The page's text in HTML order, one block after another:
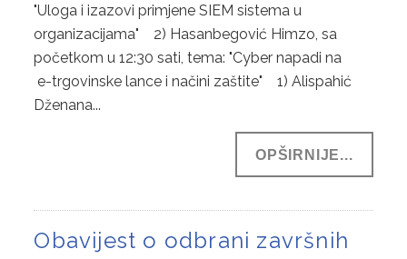
"Uloga i izazovi primjene SIEM sistema u
organizacijama" 2) Hasanbegović Himzo, sa
početkom u 12:30 sati, tema: "Cyber napadi na
e-trgovinske lance i načini zaštite" 1) Alispahić
Dženana...
OPŠIRNIJE...
Obavijest o odbrani završnih
OSIGURANJE KVALITETA
SISTEM OSIGURANJA KVALITETA
ENGLISH